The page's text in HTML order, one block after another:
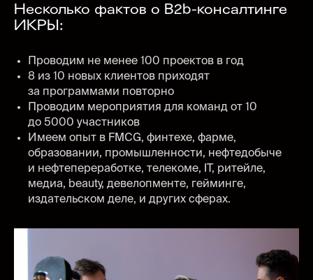
Несколько фактов о B2b-консалтинге
ИКРЫ:
Проводим не менее 100 проектов в год
8 из 10 новых клиентов приходят
за программами повторно
Проводим мероприятия для команд от 10
до 5000 участников
Имеем опыт в FMCG, финтехе, фарме,
образовании, промышленности, нефтедобыче
и нефтепереработке, телекоме, IT, ритейле,
медиа, beauty, девелопменте, гейминге,
издательском деле, и других сферах.
1 500
≈
проектов
с измеримым
результатом
создаём образовательные